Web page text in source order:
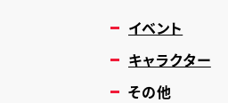
イベント
キャラクター
その他